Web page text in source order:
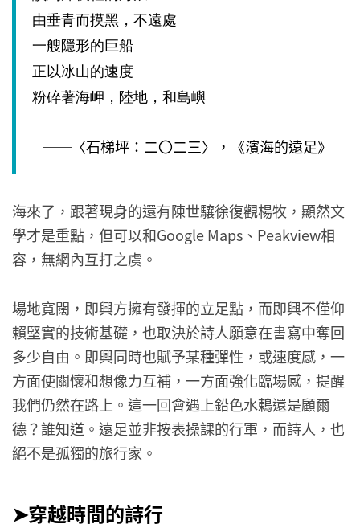
由垂青而摸黑，不遠處
一艘隱形的巨船
正以冰山的速度
粉碎著海岬，陸地，和島嶼
──〈石梯坪：二〇二三〉，《濱海的遠足》
海來了，跟著現身的還有陳世驤徐復觀楊牧，顯然文
學才是重點，但可以和Google Maps、Peakview相
容，無網內互打之虞。
場地寬闊，即興方擁有發揮的立足點，而即興不僅仰
賴堅實的技術基礎，也取決於詩人願意在書寫中奪回
多少自由。即興同時也賦予某種彈性，或速度感，一
方面使關懷和想像力互補，一方面強化臨場感，提醒
我們仍然在路上。這一回會遇上鉛色水鶇還是顧爾
德？誰知道。遠足並非按表操課的行軍，而詩人，也
絕不是孤獨的旅行家。
➤穿越時間的詩行